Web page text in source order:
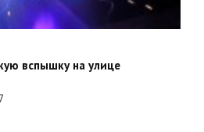
вспышку на улице